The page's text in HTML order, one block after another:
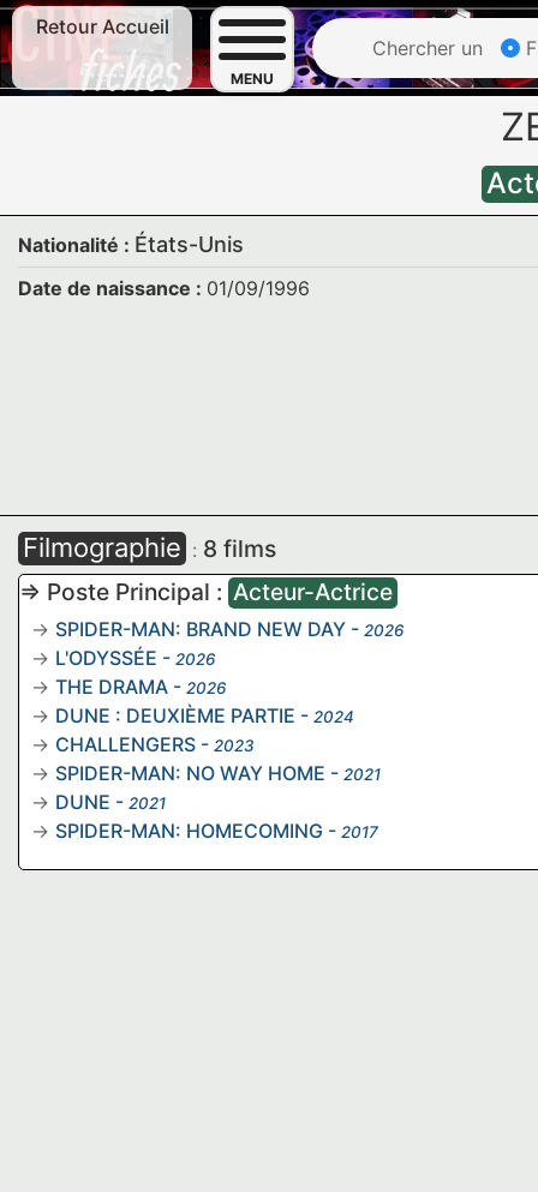
Retour Accueil
MENU
Chercher un
Nationalité : États-Unis
Date de naissance : 01/09/1996
Filmographie : 8 films
=> Poste Principal : Acteur-Actrice
SPIDER-MAN: BRAND NEW DAY - 2026
L'ODYSSÉE - 2026
THE DRAMA - 2026
DUNE : DEUXIÈME PARTIE - 2024
CHALLENGERS - 2023
SPIDER-MAN: NO WAY HOME - 2021
DUNE - 2021
SPIDER-MAN: HOMECOMING - 2017